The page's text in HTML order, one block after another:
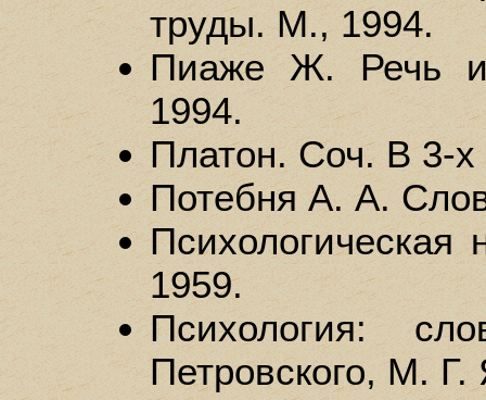
труды. М., 1994.
Пиаже Ж. Речь
1994.
Платон. Соч. В 3-
Потебня А. А.
1959.
Психология:
Петровского, М.